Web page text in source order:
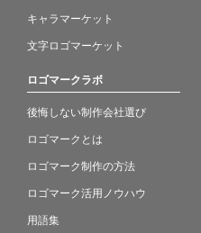
キャラマーケット
文字ロゴマーケット
ロゴマークラボ
後悔しない制作会社選び
ロゴマークとは
ロゴマーク制作の方法
ロゴマーク活用ノウハウ
用語集